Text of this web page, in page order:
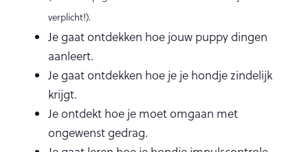
verplicht!).
Je gaat ontdekken hoe jouw puppy dingen
aanleert.
Je gaat ontdekken hoe je je hondje zindelijk
krijgt.
Je ontdekt hoe je moet omgaan met
ongewenst gedrag.